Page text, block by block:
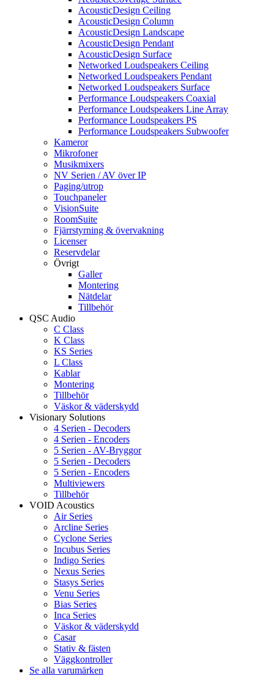
AcousticDesign Ceiling
AcousticDesign Column
AcousticDesign Landscape
AcousticDesign Pendant
AcousticDesign Surface
Networked Loudspeakers Ceiling
Networked Loudspeakers Pendant
Networked Loudspeakers Surface
Performance Loudspeakers Coaxial
Performance Loudspeakers Line Array
Performance Loudspeakers PS
Performance Loudspeakers Subwoofer
Kameror
Mikrofoner
Musikmixers
NV Serien / AV över IP
Paging/utrop
Touchpaneler
VisionSuite
RoomSuite
Fjärrstyrning & övervakning
Licenser
Reservdelar
Övrigt
Galler
Montering
Nätdelar
Tillbehör
QSC Audio
C Class
K Class
KS Series
L Class
Kablar
Montering
Tillbehör
Väskor & väderskydd
Visionary Solutions
4 Serien - Decoders
4 Serien - Encoders
5 Serien - AV-Bryggor
5 Serien - Decoders
5 Serien - Encoders
Multiviewers
Tillbehör
VOID Acoustics
Air Series
Arcline Series
Cyclone Series
Incubus Series
Indigo Series
Nexus Series
Stasys Series
Venu Series
Bias Series
Inca Series
Väskor & väderskydd
Casar
Stativ & fästen
Väggkontroller
Se alla varumärken